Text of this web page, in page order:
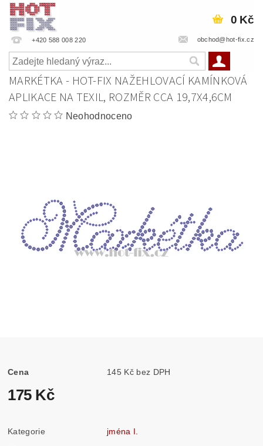
+420 588 008 220 obchod@hot-fix.cz
0 Kč
MARKÉTKA - HOT-FIX NAŽEHLOVACÍ KAMÍNKOVÁ
APLIKACE NA TEXIL, ROZMĚR CCA 19,7X4,6CM
Neohodnoceno
Cena 145 Kč bez DPH
175 Kč
Kategorie jména I.